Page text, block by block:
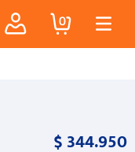
0
$344.950